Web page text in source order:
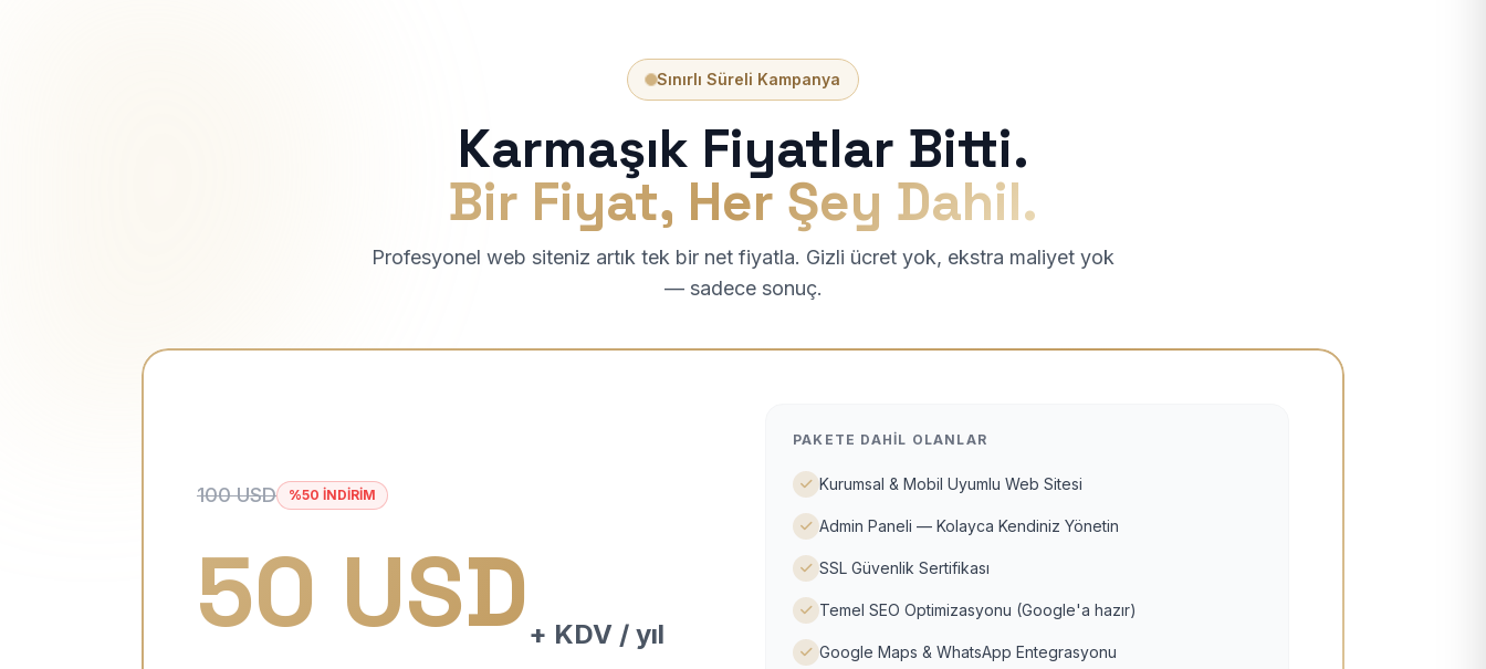
Sınırlı Süreli Kampanya
Karmaşık Fiyatlar Bitti.
Bir Fiyat, Her Şey Dahil.
Profesyonel web siteniz artık tek bir net fiyatla. Gizli ücret yok, ekstra maliyet yok
— sadece sonuç.
100 USD %50 İNDİRİM
50 USD + KDV / yıl
PAKETE DAHIL OLANLAR
Kurumsal & Mobil Uyumlu Web Sitesi
Admin Paneli — Kolayca Kendiniz Yönetin
SSL Güvenlik Sertifikası
Temel SEO Optimizasyonu (Google'a hazır)
Google Maps & WhatsApp Entegrasyonu